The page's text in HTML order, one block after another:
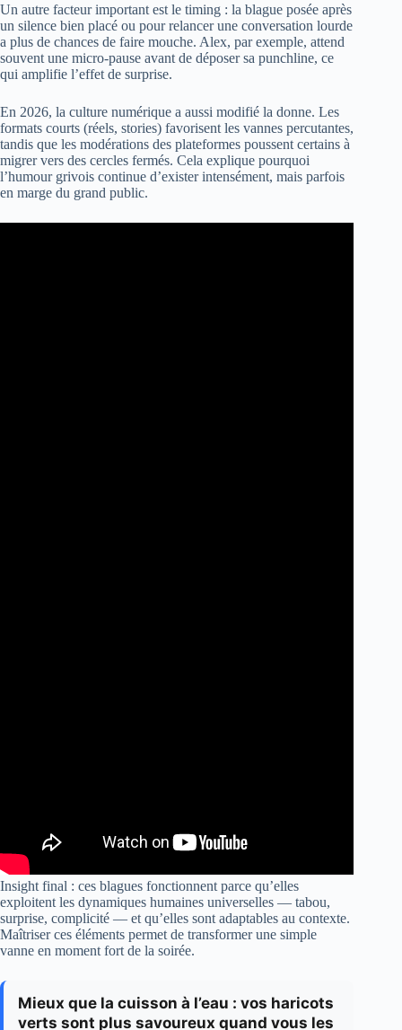
Un autre facteur important est le timing : la blague posée après
un silence bien placé ou pour relancer une conversation lourde
a plus de chances de faire mouche. Alex, par exemple, attend
souvent une micro-pause avant de déposer sa punchline, ce
qui amplifie l’effet de surprise.
En 2026, la culture numérique a aussi modifié la donne. Les
formats courts (réels, stories) favorisent les vannes percutantes,
tandis que les modérations des plateformes poussent certains à
migrer vers des cercles fermés. Cela explique pourquoi
l’humour grivois continue d’exister intensément, mais parfois
en marge du grand public.
Insight final : ces blagues fonctionnent parce qu’elles
exploitent les dynamiques humaines universelles — tabou,
surprise, complicité — et qu’elles sont adaptables au contexte.
Maîtriser ces éléments permet de transformer une simple
vanne en moment fort de la soirée.
Mieux que la cuisson à l’eau : vos haricots
verts sont plus savoureux quand vous les